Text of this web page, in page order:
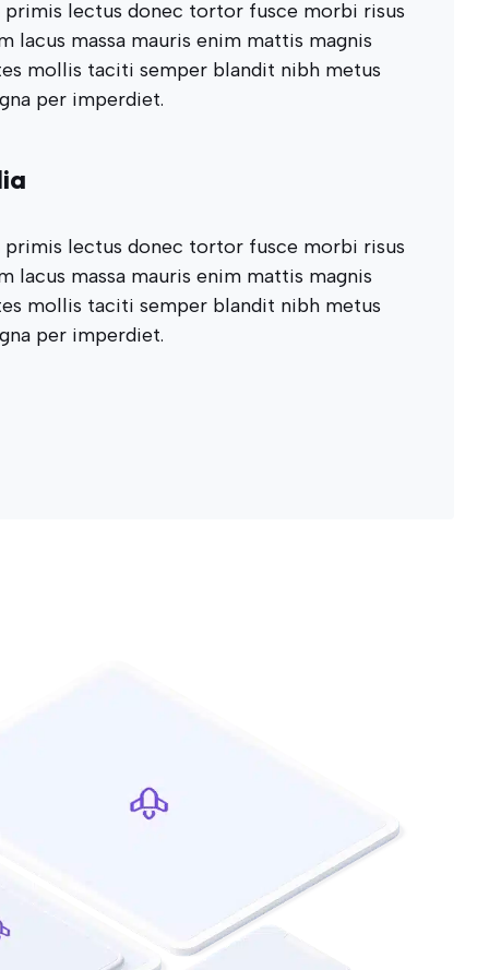
lectus donec tortor fusce morbi risus
lacus massa mauris enim mattis magnis
mollis taciti semper blandit nibh metus
per imperdiet.
lectus donec tortor fusce morbi risus
lacus massa mauris enim mattis magnis
mollis taciti semper blandit nibh metus
per imperdiet.